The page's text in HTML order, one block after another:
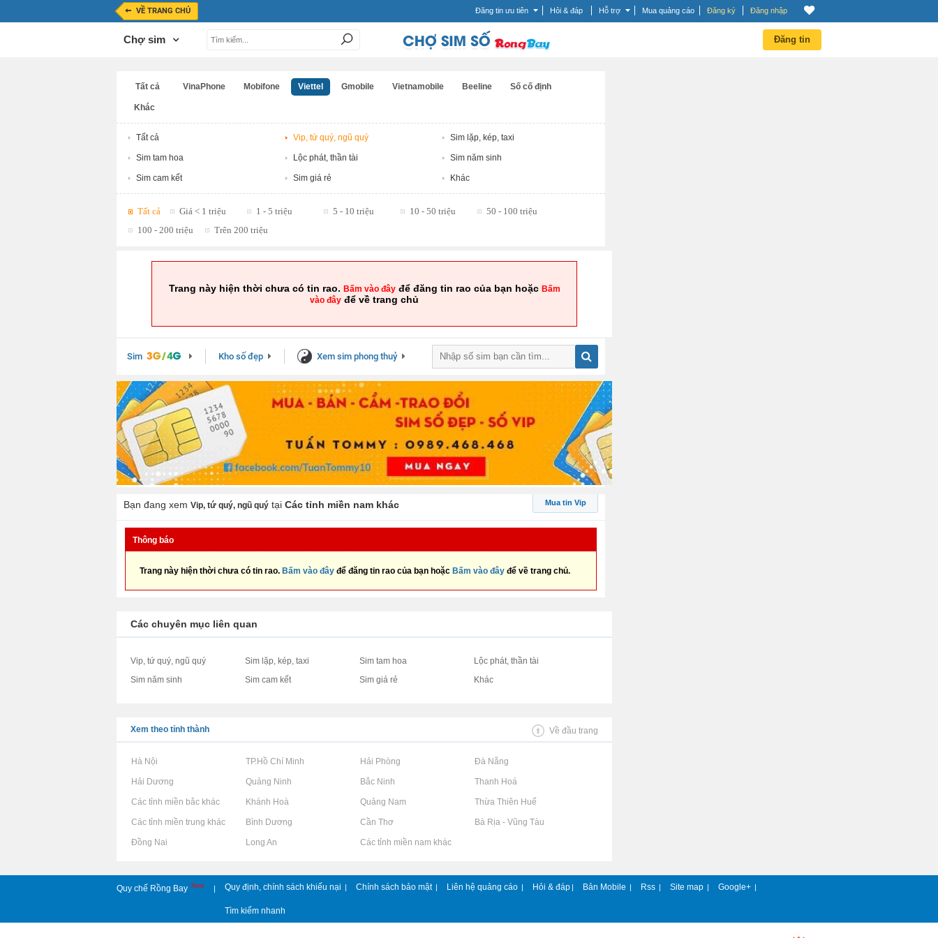
VỀ TRANG CHỦ Đăng tin ưu tiên Hỏi & đáp Hỗ trợ Mua quảng cáo Đăng ký Đăng nhập
Chợ sim Đăng tin
Tất cả VinaPhone Mobifone Viettel Gmobile Vietnamobile Beeline Số cố định
Khác
Tất cả Vip, tứ quý, ngũ quý Sim lặp, kép, taxi
Sim tam hoa Lộc phát, thần tài Sim năm sinh
Sim cam kết Sim giá rẻ Khác
Tất cả Giá < 1 triệu 1 - 5 triệu 5 - 10 triệu 10 - 50 triệu
50 - 100 triệu
100 - 200 triệu
Trên 200 triệu
Trang này hiện thời chưa có tin rao. Bấm vào đâyđể đăng tin rao của bạn hoặc Bấm
vào đây để về trang chủ
Sim Kho số đẹp Xem sim phong thuỷ
Bạn đang xem Vip, tứ quý, ngũ quý tại Các tỉnh miền nam khác Mua tin Vip
Thông báo
Trang này hiện thời chưa có tin rao. Bấm vào đây để đăng tin rao của bạn hoặc Bấm vào đây để về trang chủ.
Các chuyên mục liên quan
Vip, tứ quý, ngũ quý Sim lặp, kép, taxi Sim tam hoa
Lộc phát, thần tài
Sim năm sinh
Sim cam kết Sim giá rẻ Khác
Xem theo tỉnh thành Về đầu trang
Rao vặt tại Hà Nội Rao vặt tại TP.Hồ Chí Minh Rao vặt tại Hải Phòng Rao vặt tại Đà Nẵng
Rao vặt tại Hải Dương Rao vặt tại Quảng Ninh Rao vặt tại Bắc Ninh Rao vặt tại Thanh Hoá
Rao vặt tại Các tỉnh miền bắc khácRao vặt tại Khánh Hoà Rao vặt tại Quảng Nam Rao vặt tại Thừa Thiên Huế
Rao vặt tại Các tỉnh miền trung khácRao vặt tại Bình Dương Rao vặt tại Cần Thơ Rao vặt tại Bà Rịa - Vũng Tàu
Rao vặt tại Đồng Nai Rao vặt tại Long An Rao vặt tại Các tỉnh miền nam khác
Quy chế Rồng Bay New | Quy định, chính sách khiếu nại | Chính sách bảo mật | Liên hệ quảng cáo | Hỏi & đáp | Bản Mobile | Rss | Site map | Google+ |
Tìm kiếm nhanh